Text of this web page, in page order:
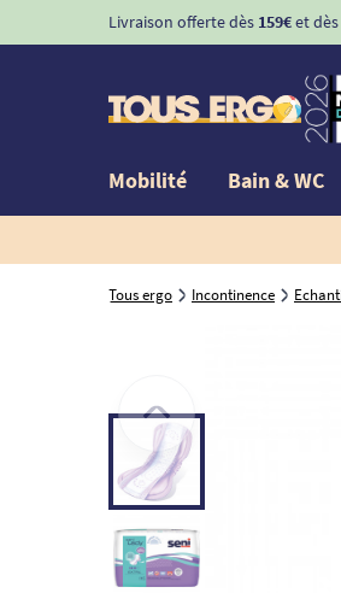
Livraison offerte dès 159€et dès
Mobilité Bain & WC
Tous ergo Incontinence